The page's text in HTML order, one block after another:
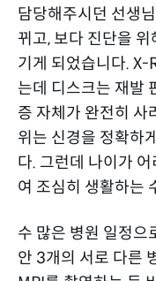
담당해주시던 선생
뀌고, 보다 진단을
기게 되었습니다. X-
는데 디스크는 재발
증 자체가 완전히 사
위는 신경을 정확하
다. 그런데 나이가
여 조심히 생활하는
수 많은 병원 일정으
안 3개의 서로 다른